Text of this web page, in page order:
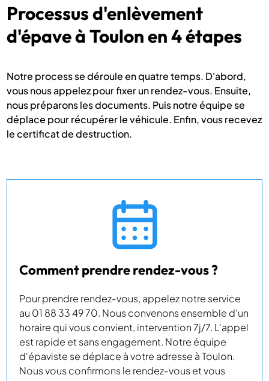
Processus d'enlèvement
d'épave à Toulon en 4 étapes
Notre process se déroule en quatre temps. D'abord,
vous nous appelez pour fixer un rendez-vous. Ensuite,
nous préparons les documents. Puis notre équipe se
déplace pour récupérer le véhicule. Enfin, vous recevez
le certificat de destruction.
Comment prendre rendez-vous ?
Pour prendre rendez-vous, appelez notre service
au 01 88 33 49 70. Nous convenons ensemble d'un
horaire qui vous convient, intervention 7j/7. L'appel
est rapide et sans engagement. Notre équipe
d'épaviste se déplace à votre adresse à Toulon.
Nous vous confirmons le rendez-vous et vous